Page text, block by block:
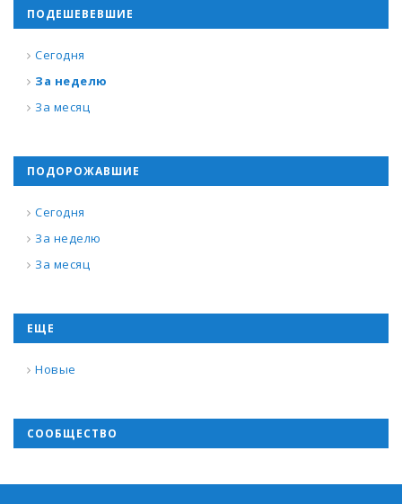
ПОДЕШЕВЕВШИЕ
Сегодня
За неделю
За месяц
ПОДОРОЖАВШИЕ
Сегодня
За неделю
За месяц
ЕЩЕ
Новые
СООБЩЕСТВО